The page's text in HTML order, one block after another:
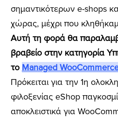
σημαντικότερων e-shops
χώρας, μέχρι που
Αυτή τη φορά θα
βραβείο στην κατηγορία
το Managed
Πρόκειται για την 1η
φιλοξενίας eShop
αποκλειστικά για